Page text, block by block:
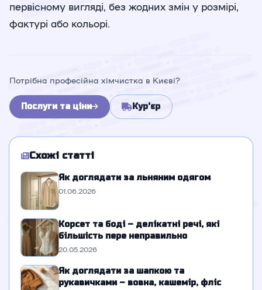
первісному вигляді, без жодних змін у розмірі,
фактурі або кольорі.
Потрібна професійна хімчистка в Києві?
Послуги та ціни Кур'єр
Схожі статті
Як доглядати за льняним одягом
01.06.2026
Корсет та боді – делікатні речі, які
більшість пере неправильно
20.05.2026
Як доглядати за шапкою та
рукавичками – вовна, кашемір, фліс